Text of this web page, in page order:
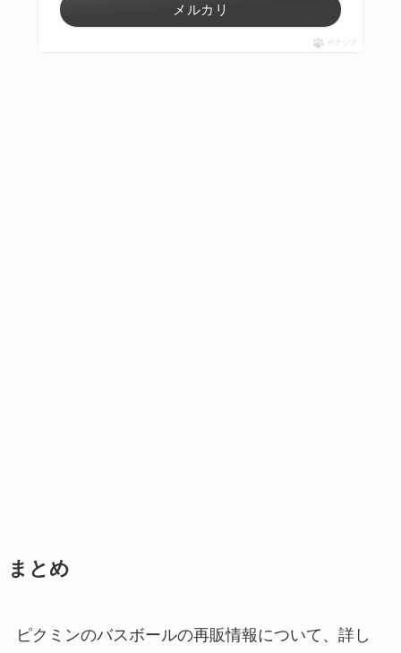
メルカリ
ポチップ
まとめ
ピクミンのバスボールの再販情報について、詳し